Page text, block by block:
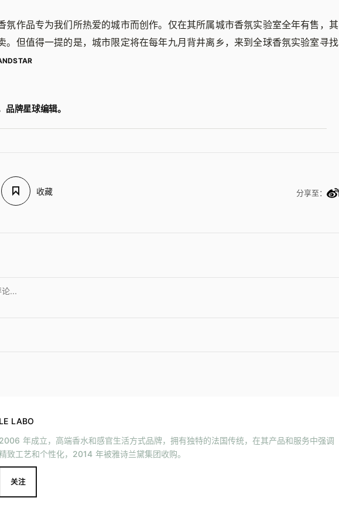
氛作品专为我们所热爱的城市而创作。仅在其所属城市香氛实验室全年有售，其
。但值得一提的是，城市限定将在每年九月背井离乡，来到全球香氛实验室寻找
品牌星球编辑。
收藏 分享至：
LE LABO
2006 年成立，高端香水和感官生活方式品牌，拥有独特的法国传统，在其产品和服务中强调
致工艺和个性化，2014 年被雅诗兰黛集团收购。
关注